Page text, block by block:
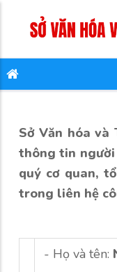
Sở Văn hóa và
thông tin người
quý cơ quan,
trong liên hệ
- Họ và tên: